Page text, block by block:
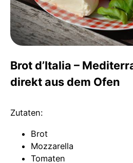
Brot d’Italia –
direkt aus dem Ofen
Zutaten:
Brot
Mozzarella
Tomaten